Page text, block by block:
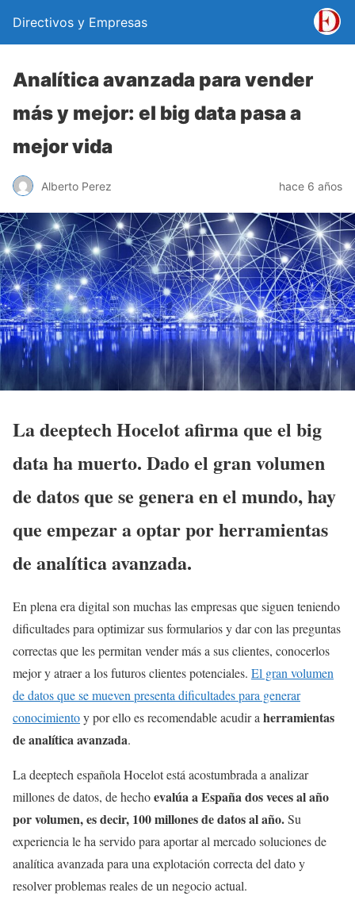
Directivos y Empresas
Analítica avanzada para vender
más y mejor: el big data pasa a
mejor vida
Alberto Perez hace 6 años
La deeptech Hocelot afirma que el big
data ha muerto. Dado el gran volumen
de datos que se genera en el mundo, hay
que empezar a optar por herramientas
de analítica avanzada.
En plena era digital son muchas las empresas que siguen teniendo
dificultades para optimizar sus formularios y dar con las preguntas
correctas que les permitan vender más a sus clientes, conocerlos
mejor y atraer a los futuros clientes potenciales. El gran volumen
de datos que se mueven presenta dificultades para generar
conocimientoy por ello es recomendable acudir a herramientas
de analítica avanzada.
La deeptech española Hocelot está acostumbrada a analizar
millones de datos, de hechoevalúa a España dos veces al año
por volumen, es decir, 100 millones de datos al año.Su
experiencia le ha servido para aportar al mercado soluciones de
analítica avanzada para una explotación correcta del dato y
resolver problemas reales de un negocio actual.